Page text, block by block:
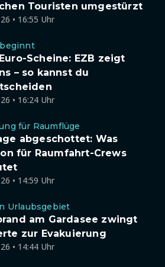
Touristen umgestürzt
• 16:55 Uhr
Scheine: EZB zeigt
– so kannst du
• 16:24 Uhr
für Raumflüge
abgeschottet: Was
für Raumfahrt-Crews
• 14:59 Uhr
Urlaubsgebiet
am Gardasee zwingt
zur Evakuierung
• 14:44 Uhr